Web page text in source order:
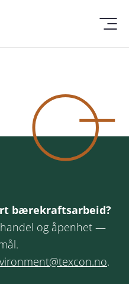
bærekraftsarbeid?
og åpenhet —
.